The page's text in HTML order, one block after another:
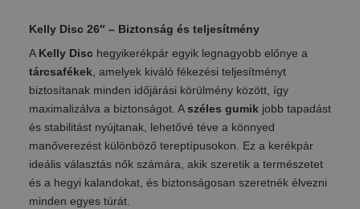
Kelly Disc 26″ – Biztonság és teljesítmény
A Kelly Dischegyikerékpár egyik legnagyobb előnye a
tárcsafékek, amelyek kiváló fékezési teljesítményt
biztosítanak minden időjárási körülmény között, így
maximalizálva a biztonságot. Aszéles gumikjobb tapadást
és stabilitást nyújtanak, lehetővé téve a könnyed
manőverezést különböző tereptípusokon. Ez a kerékpár
ideális választás nők számára, akik szeretik a természetet
és a hegyi kalandokat, és biztonságosan szeretnék élvezni
minden egyes túrát.